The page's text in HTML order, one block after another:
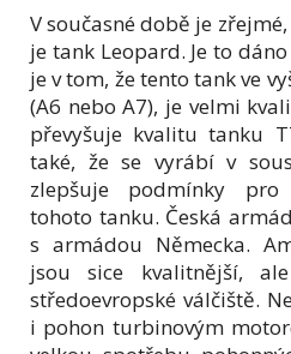
V současné době je
je tank Leopard. Je to
je v tom, že tento tank ve
(A6 nebo A7), je velmi
převyšuje kvalitu tanku
také, že se vyrábí v
zlepšuje podmínky
tohoto tanku. Česká
s armádou Německa.
jsou sice kvalitnější,
středoevropské válčiště.
i pohon turbinovým